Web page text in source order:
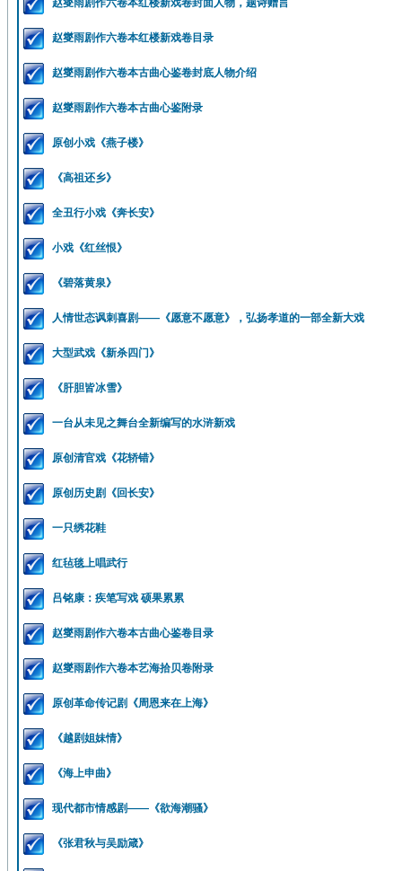
赵燮雨剧作六卷本红楼新戏卷封面人物，题诗赠言
赵燮雨剧作六卷本红楼新戏卷目录
赵燮雨剧作六卷本古曲心鉴卷封底人物介绍
赵燮雨剧作六卷本古曲心鉴附录
原创小戏《燕子楼》
《高祖还乡》
全丑行小戏《奔长安》
小戏《红丝恨》
《碧落黄泉》
人情世态讽刺喜剧——《愿意不愿意》，弘扬孝道的一部全新大戏
大型武戏《新杀四门》
《肝胆皆冰雪》
一台从未见之舞台全新编写的水浒新戏
原创清官戏《花轿错》
原创历史剧《回长安》
一只绣花鞋
红毡毯上唱武行
吕铭康：疾笔写戏 硕果累累
赵燮雨剧作六卷本古曲心鉴卷目录
赵燮雨剧作六卷本艺海拾贝卷附录
原创革命传记剧《周恩来在上海》
《越剧姐妹情》
《海上申曲》
现代都市情感剧——《欲海潮骚》
《张君秋与吴励箴》